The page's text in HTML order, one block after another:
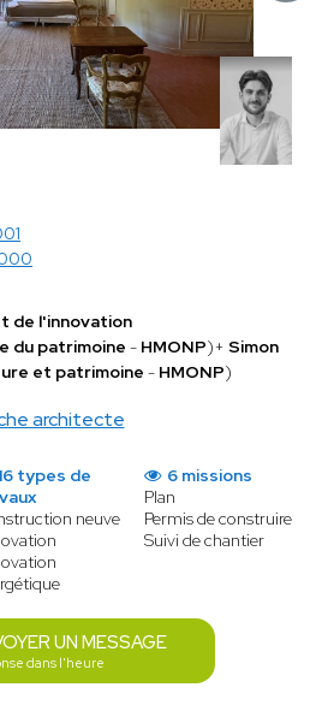
architecte
de l'innovation
du patrimoine - HMONP)+ Simon
et patrimoine - HMONP)
types de
neuve
6 missions
Plan
Permis de construire
Suivi de chantier
UN MESSAGE
dans l'heure